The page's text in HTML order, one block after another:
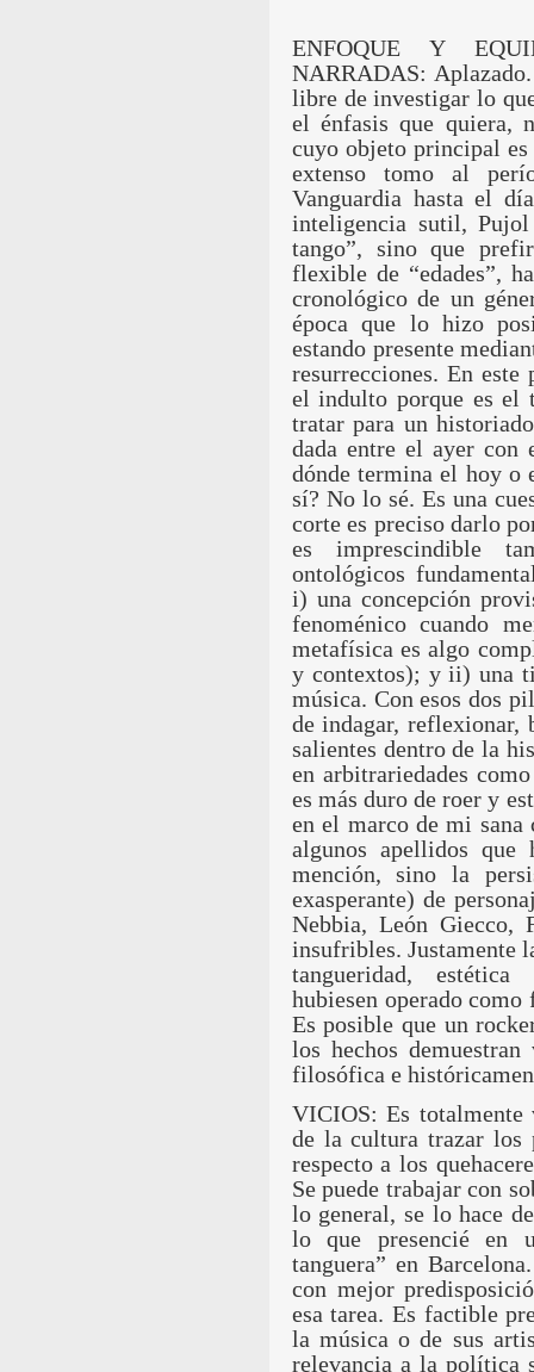
ENFOQUE Y
NARRADAS:
libre de investigar lo
el énfasis que quiera,
cuyo objeto principal
extenso tomo al
Vanguardia hasta el
inteligencia sutil,
tango”, sino que
flexible de “edades”,
cronológico de un
época que lo hizo
estando presente
resurrecciones. En
el indulto porque es el
tratar para un
dada entre el ayer con
dónde termina el hoy o
sí? No lo sé. Es una
corte es preciso darlo
es imprescindible
ontológicos
i) una concepción
fenoménico cuando
metafísica es algo
y contextos); y ii) una
música. Con esos dos
de indagar,
salientes dentro de la
en arbitrariedades
es más duro de roer y
en el marco de mi
algunos apellidos que
mención, sino la
exasperante) de
Nebbia, León Giecco,
insufribles. Justamente
tangueridad,
hubiesen operado
Es posible que un
los hechos
filosófica e
VICIOS: Es
de la cultura trazar
respecto a los
Se puede trabajar con
lo general, se lo hace
lo que presencié en
tanguera” en
con mejor
esa tarea. Es factible
la música o de sus
relevancia a la política